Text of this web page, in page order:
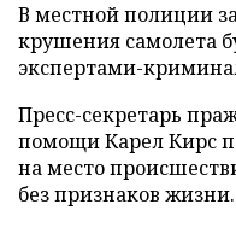
В местной полиции
крушения самолета
экспертами-
Пресс-секретарь
помощи Карел Кирс
на место
без признаков жизни.